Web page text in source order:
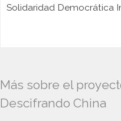
Solidaridad Democrática
Más sobre el
Descifrando China